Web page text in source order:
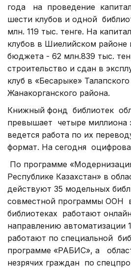
года
на проведение
шести клубов и одной
млн. 119 тыс. тенге. На
клубов в Шиелийском районе
бюджета - 62 млн.839 тыс.
строительство и сдан в
клуб в «Бесарыке»
Жанакорганского района.
Книжный фонд библиотек
превышает четыре миллиона
ведется работа по их
формат. На сегодня
По программе
Республике Казахстан» в
действуют 35 модельных
совместной программы ООН
библиотеках работают
направлению автоматизации
работают по специальной
программе «РАБИС», а
незрячих граждан по